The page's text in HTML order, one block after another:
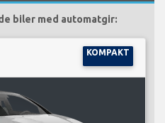
biler med automatgir:
KOMPAKT